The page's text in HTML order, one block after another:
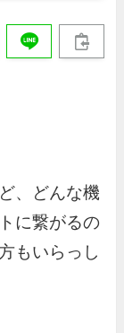
、どんな機
に繋がるの
もいらっし